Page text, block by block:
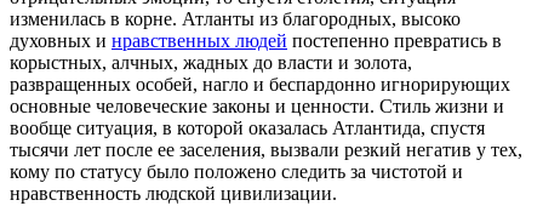
изменилась в корне. Атланты из благородных, высоко
духовных и нравственных людей постепенно превратись в
корыстных, алчных, жадных до власти и золота,
развращенных особей, нагло и беспардонно игнорирующих
основные человеческие законы и ценности. Стиль жизни и
вообще ситуация, в которой оказалась Атлантида, спустя
тысячи лет после ее заселения, вызвали резкий негатив у тех,
кому по статусу было положено следить за чистотой и
нравственность людской цивилизации.